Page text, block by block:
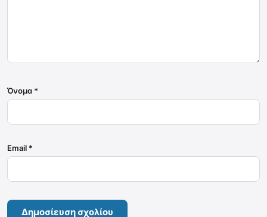
Όνομα *
Email *